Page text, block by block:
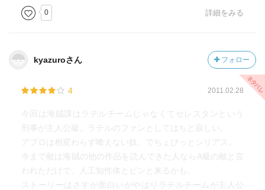
アプロって最強かと思ってましたが、大きなものには弱
0 詳細をみる
kyazuroさん フォロー
4 2011.02.28
今回は海賊課はラテルチームじゃなくてセレスタンという
刑事が主人公級。ラテルのファンとしてはちと寂しい。
アプロは相変わらず喰えない奴、でちょびっとシリアス。
今まで敵は海賊の他の作品を読んできた人ならA級の敵と言
われただけで、人工知性体とピンと来るかも。
ストーリーはさすが面白いがやはりラテルチームが主人公